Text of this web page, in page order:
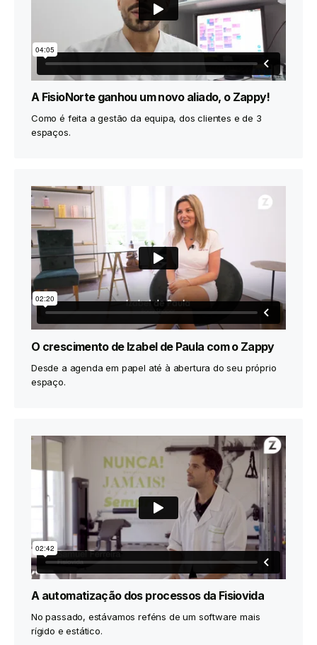
A FisioNorte ganhou um novo aliado, o Zappy!
Como é feita a gestão da equipa, dos clientes e de 3
espaços.
O crescimento de Izabel de Paula com o Zappy
Desde a agenda em papel até à abertura do seu próprio
espaço.
A automatização dos processos da Fisiovida
No passado, estávamos reféns de um software mais
rígido e estático.